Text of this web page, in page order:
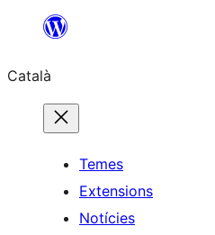
contingut
Català
Temes
Extensions
Notícies